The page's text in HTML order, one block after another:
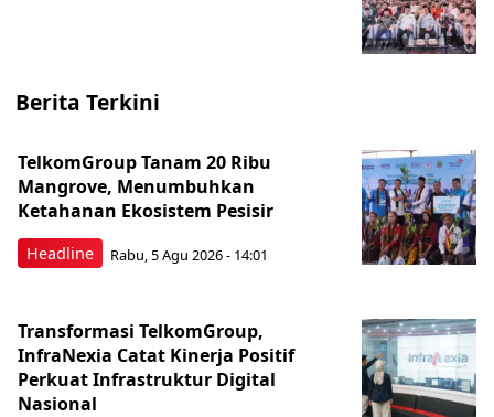
Berita Terkini
Headline
TelkomGroup Tanam 20 Ribu
Mangrove, Menumbuhkan
Ketahanan Ekosistem Pesisir
Rabu, 5 Agu 2026 - 14:01
Transformasi TelkomGroup,
InfraNexia Catat Kinerja Positif
Perkuat Infrastruktur Digital
Nasional